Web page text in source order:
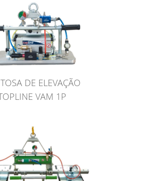
DE ELEVAÇÃO
VAM 1P